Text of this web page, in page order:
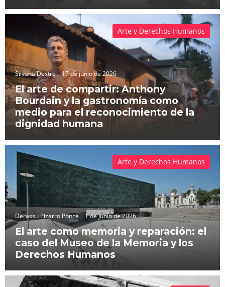
Silvana Dextre 17 de junio de 2026
El arte de compartir: Anthony
Bourdain y la gastronomía como
medio para el reconocimiento de la
dignidad humana
Arte y Derechos Humanos
Derassu Pizarro Ponce 1 de junio de 2026
El arte como memoria y reparación: el
caso del Museo de la Memoria y los
Derechos Humanos
Arte y Derechos Humanos